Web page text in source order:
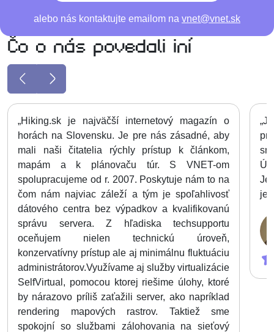
alebo nás kontaktujte emailom na vnet@vnet.sk
Čo o nás povedali iní
„Hiking.sk je najväčší internetový magazín o
horách na Slovensku. Je pre nás zásadné, aby
mali naši čitatelia rýchly prístup k článkom,
mapám a k plánovaču túr. S VNET-om
spolupracujeme od r. 2007. Poskytuje nám to na
čom nám najviac záleží a tým je spoľahlivosť
dátového centra bez výpadkov a kvalifikovanú
správu servera. Z hľadiska techsupportu
oceňujem nielen technickú úroveň,
konzervatívny prístup ale aj minimálnu fluktuáciu
administrátorov.Využívame aj služby virtualizácie
SelfVirtual, pomocou ktorej riešime úlohy, ktoré
by nárazovo príliš zaťažili server, ako napríklad
rendering mapových rastrov. Taktiež sme
spokojní so službami zálohovania na sieťový
Je